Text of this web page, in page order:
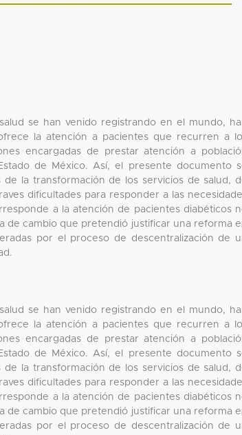
se han venido registrando en el mundo,
la atención a pacientes que recurren a
encargadas de prestar atención a
de México. Así, el presente documento
la transformación de los servicios de salud,
dificultades para responder a las
a la atención de pacientes diabéticos
de cambio que pretendió justificar una reforma
por el proceso de descentralización de
se han venido registrando en el mundo,
la atención a pacientes que recurren a
encargadas de prestar atención a
de México. Así, el presente documento
la transformación de los servicios de salud,
dificultades para responder a las
a la atención de pacientes diabéticos
de cambio que pretendió justificar una reforma
por el proceso de descentralización de